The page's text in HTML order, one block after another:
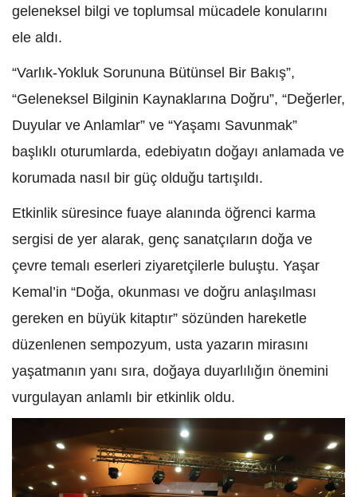
geleneksel bilgi ve toplumsal mücadele konularını
ele aldı.
“Varlık-Yokluk Sorununa Bütünsel Bir Bakış”,
“Geleneksel Bilginin Kaynaklarına Doğru”, “Değerler,
Duyular ve Anlamlar” ve “Yaşamı Savunmak”
başlıklı oturumlarda, edebiyatın doğayı anlamada ve
korumada nasıl bir güç olduğu tartışıldı.
Etkinlik süresince fuaye alanında öğrenci karma
sergisi de yer alarak, genç sanatçıların doğa ve
çevre temalı eserleri ziyaretçilerle buluştu. Yaşar
Kemal’in “Doğa, okunması ve doğru anlaşılması
gereken en büyük kitaptır” sözünden hareketle
düzenlenen sempozyum, usta yazarın mirasını
yaşatmanın yanı sıra, doğaya duyarlılığın önemini
vurgulayan anlamlı bir etkinlik oldu.